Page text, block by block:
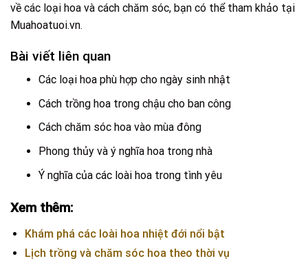
về các loại hoa và cách chăm sóc, bạn có thể tham khảo tại
Muahoatuoi.vn.
Bài viết liên quan
Các loại hoa phù hợp cho ngày sinh nhật
Cách trồng hoa trong chậu cho ban công
Cách chăm sóc hoa vào mùa đông
Phong thủy và ý nghĩa hoa trong nhà
Ý nghĩa của các loài hoa trong tình yêu
Xem thêm:
Khám phá các loài hoa nhiệt đới nổi bật
Lịch trồng và chăm sóc hoa theo thời vụ